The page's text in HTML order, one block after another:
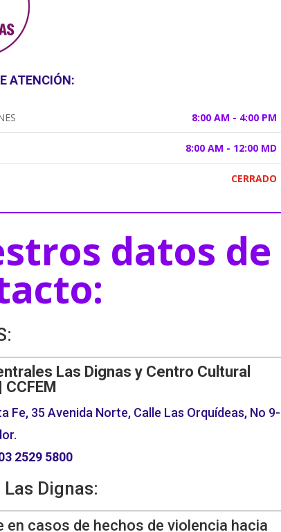
ATENCIÓN:
8:00 AM - 4:00 PM
8:00 AM - 12:00 MD
CERRADO
datos de
Las Dignas y Centro Cultural
Fe, 35 Avenida Norte, Calle Las Orquídeas, No 9-
2529 5800
Dignas:
en casos de hechos de violencia hacia